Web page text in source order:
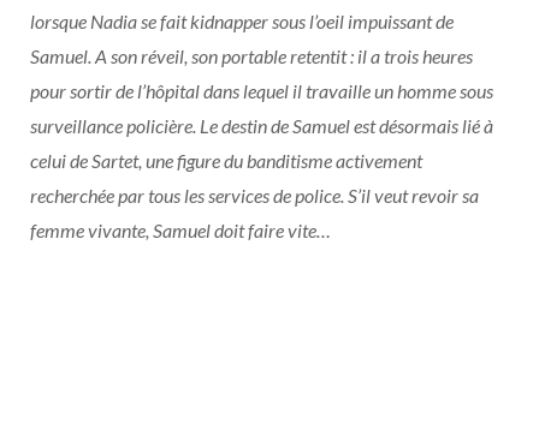
lorsque Nadia se fait kidnapper sous l’oeil impuissant de
Samuel. A son réveil, son portable retentit : il a trois heures
pour sortir de l’hôpital dans lequel il travaille un homme sous
surveillance policière. Le destin de Samuel est désormais lié à
celui de Sartet, une figure du banditisme activement
recherchée par tous les services de police. S’il veut revoir sa
femme vivante, Samuel doit faire vite…